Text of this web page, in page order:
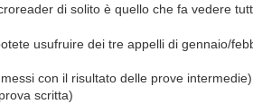
di solito è quello che fa vedere
usufruire dei tre appelli di gennaio/
con il risultato delle prove intermedie)
scritta)